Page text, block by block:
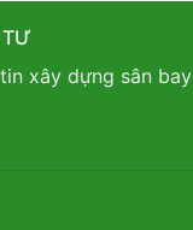
xây dựng sân bay